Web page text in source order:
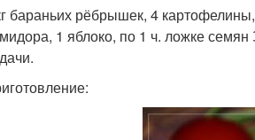
бараньих рёбрышек, 4
1 яблоко, по 1 ч. ложке семян